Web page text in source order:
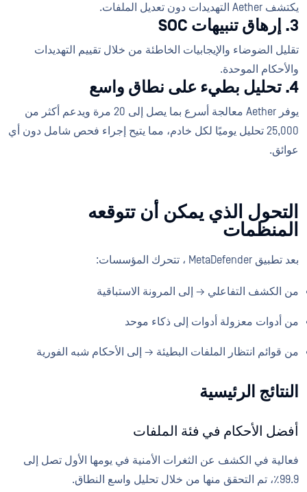
يكتشف Aether التهديدات دون تعديل الملفات.
3. إرهاق تنبيهات SOC
تقليل الضوضاء والإيجابيات الخاطئة من خلال تقييم التهديدات
والأحكام الموحدة.
4. تحليل بطيء على نطاق واسع
يوفر Aether معالجة أسرع بما يصل إلى 20 مرة ويدعم أكثر من
25,000 تحليل يوميًا لكل خادم، مما يتيح إجراء فحص شامل دون أي
عوائق.
التحول الذي يمكن أن تتوقعه
المنظمات
بعد تطبيق MetaDefender ، تتحرك المؤسسات:
من الكشف التفاعلي → إلى المرونة الاستباقية
من أدوات معزولة أدوات إلى ذكاء موحد
من قوائم انتظار الملفات البطيئة → إلى الأحكام شبه الفورية
النتائج الرئيسية
أفضل الأحكام في فئة الملفات
فعالية في الكشف عن الثغرات الأمنية في يومها الأول تصل إلى
99.9٪، تم التحقق منها من خلال تحليل واسع النطاق.